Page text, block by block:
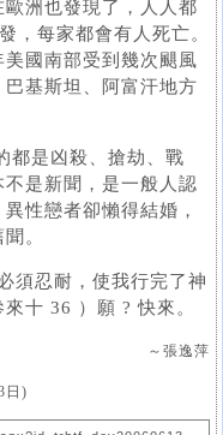
洲也發現了，人人都
，每家都會有人死亡。
國南部受到幾次颶風
基斯坦、阿富汗地方
都是凶殺、搶劫、戰
是新聞，是一般人認
性戀者卻懶得結婚，
。
須忍耐，使我行完了神
十 36 ）願 ? 快來。
～張逸萍
日)